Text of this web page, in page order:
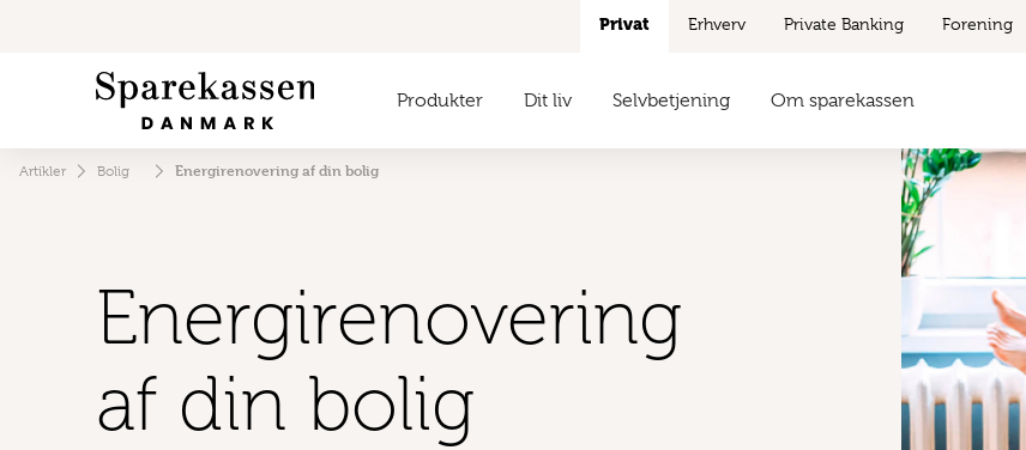
Artikler Bolig Energirenovering af din bolig
Privat Erhverv Private Banking Forening
Produkter Dit liv Selvbetjening Om sparekassen
Energi­renovering
af din bolig